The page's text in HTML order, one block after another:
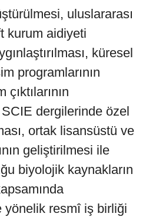
uluslararası
kurum aidiyeti
küresel
programlarının
dergilerinde özel
ortak lisansüstü ve
geliştirilmesi ile
biyolojik kaynakların
yönelik resmî iş birliği